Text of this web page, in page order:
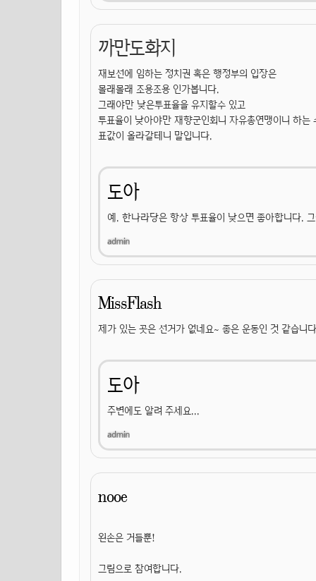
까만도화지
재보선에 임하는 정치권 혹은 행정부의 입장은
몰래몰래 조용조용 인가봅니다.
그래야만 낮은투표율을 유지할수 있고
투표율이 낮아야만 재향군인회니 자유총연맹이니 하는
표값이 올라갈테니 말입니다.
도아
예. 한나라당은 항상 투표율이 낮으면 좋아합니다.
MissFlash
제가 있는 곳은 선거가 없네요~ 좋은 운동인 것 같습니
도아
주변에도 알려 주세요...
nooe
왼손은 거들뿐!
그림으로 참여합니다.